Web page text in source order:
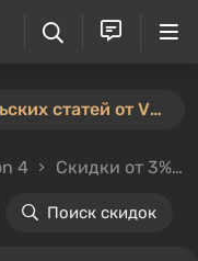
⚡️ Новый конкурс пользовательских статей от VGTimes — участвуйте тут ⚡️
4 Скидки от 3%
Поиск скидок